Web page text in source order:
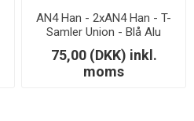
AN4 Han - 2xAN4 Han - T-
Samler Union - Blå Alu
75,00 (DKK) inkl.
moms